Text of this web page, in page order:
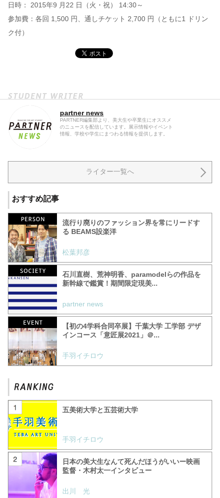
日時： 2015年9 月22 日（火・祝） 14:30～
参加費：各回 1,500 円、通しチケット 2,700 円（ともに1 ドリン
ク付）
partner news
PARTNER編集部より、美大生や卒業生にオススメ
のニュースを配信しています。展示情報やイベント
情報、学校や学生にまつわる情報を提供します。
ライター一覧へ
おすすめ記事
流行り廃りのファッション界を常にリードす
る BEAMS設楽洋
松葉邦彦
石川直樹、荒神明香、paramodelらの作品を
新幹線で鑑賞！期間限定現美...
partner news
【初の4学科合同卒展】千葉大学 工学部 デザ
インコース「意匠展2021」＠...
手羽イチロウ
五美術大学と五芸術大学
手羽イチロウ
日本の美大生なんて死んだほうがいいー映画
監督・木村太一インタビュー
出川 光